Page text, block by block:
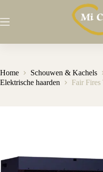
de
Home Schouwen & Kachels
Elektrische haarden
Fair